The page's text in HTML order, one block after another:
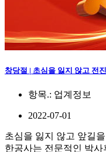
창당절 | 초심을 잃지 않고 전
항목.: 업계정보
2022-07-01
초심을 잃지 않고 앞길
한공사는 전문적인 박